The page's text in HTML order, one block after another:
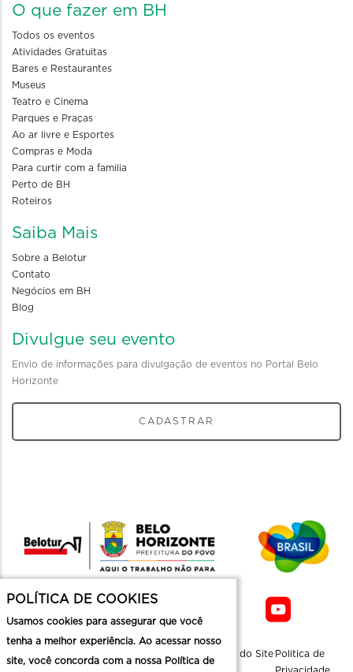
O que fazer em BH
Todos os eventos
Atividades Gratuitas
Bares e Restaurantes
Museus
Teatro e Cinema
Parques e Praças
Ao ar livre e Esportes
Compras e Moda
Para curtir com a familia
Perto de BH
Roteiros
Saiba Mais
Sobre a Belotur
Contato
Negócios em BH
Blog
Divulgue seu evento
Envio de informações para divulgação de eventos no Portal Belo
Horizonte
CADASTRAR
Mapa do Site Politica de
POLÍTICA DE COOKIES
Usamos cookies para assegurar que você
tenha a melhor experiência. Ao acessar nosso
site, você concorda com a nossa Política de